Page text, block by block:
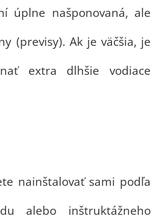
úplne našponovaná, ale
(previsy). Ak je väčšia, je
extra dlhšie vodiace
nainštalovať sami podľa
alebo inštruktážneho